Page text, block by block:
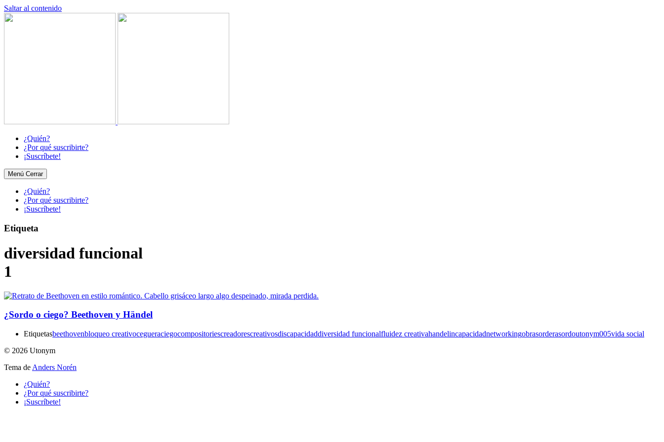
Saltar al contenido
¿Quién?
¿Por qué suscribirte?
¡Suscríbete!
Menú Cerrar
¿Quién?
¿Por qué suscribirte?
¡Suscríbete!
Etiqueta
diversidad funcional
1
¿Sordo o ciego? Beethoven y Händel
Etiquetasbeethovenbloqueo creativocegueraciegocompositoriescreadorescreativosdiscapacidaddiversidad funcionalfluidez creativahandelincapacidadnetworkingobrasorderasordoutonym005vida social
© 2026 Utonym
Tema de Anders Norén
¿Quién?
¿Por qué suscribirte?
¡Suscríbete!